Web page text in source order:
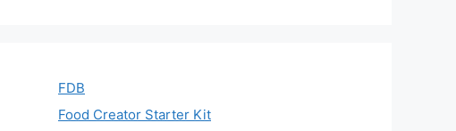
FDB
Food Creator Starter Kit